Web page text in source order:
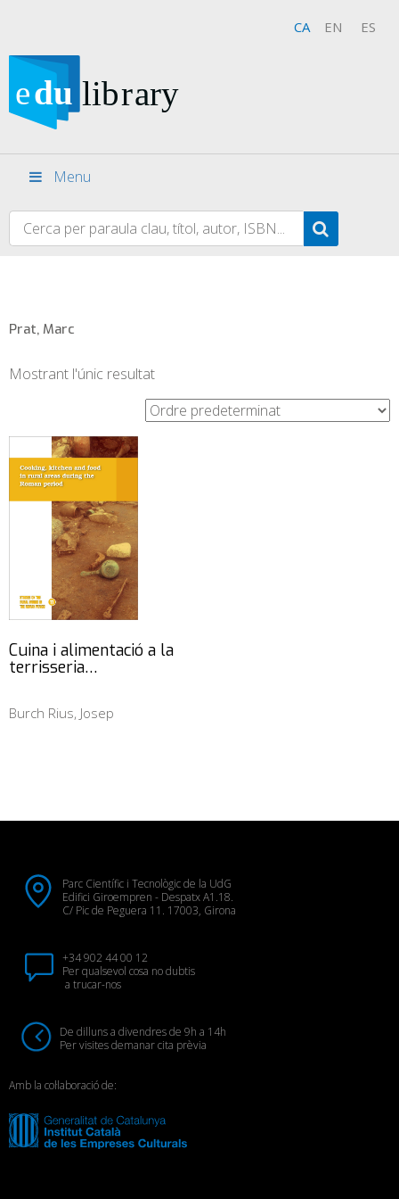
CA EN ES
Menu
Prat, Marc
Mostrant l'únic resultat
Cuina i alimentació a la
terrisseria…
Burch Rius, Josep
Parc Científic i Tecnològic de la UdG
Edifici Giroempren - Despatx A1.18.
C/ Pic de Peguera 11. 17003, Girona
+34 902 44 00 12
Per qualsevol cosa no dubtis
a trucar-nos
De dilluns a divendres de 9h a 14h
Per visites demanar cita prèvia
Amb la col·laboració de: